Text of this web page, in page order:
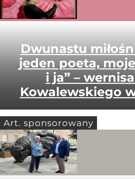
Dwunastu
jeden poeta,
i ja” –
Kowalewskiego
Art. sponsorowany